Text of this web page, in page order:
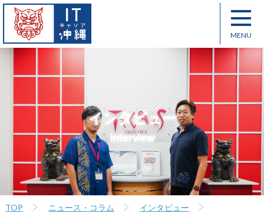
インタビュー
interview
TOP ニュース・コラム
インタビュー